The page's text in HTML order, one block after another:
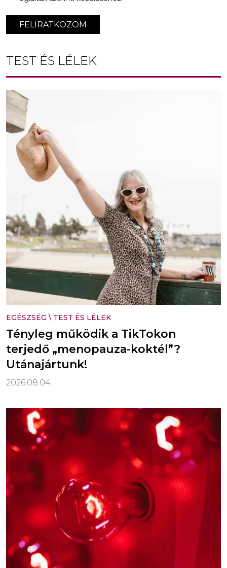
FELIRATKOZOM
TEST ÉS LÉLEK
EGÉSZSÉG \ TEST ÉS LÉLEK
Tényleg működik a TikTokon
terjedő „menopauza-koktél”?
Utánajártunk!
2026.08.04.